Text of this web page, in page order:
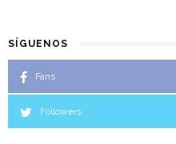
SÍGUENOS
Fans
Followers